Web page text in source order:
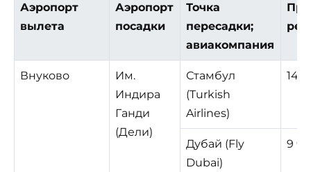
Аэропорт
вылета
Аэропорт
посадки
Точка
пересадки;
авиакомпания
Внуково
Им.
Индира
Ганди
(Дели)
Стамбул
(Turkish
Airlines)
14
Дубай (Fly
Dubai)
9 ч.